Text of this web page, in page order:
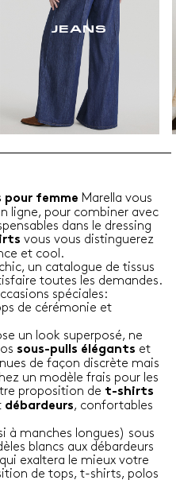
JEANS
pour femme Marella vous
ligne, pour combiner avec
dans le dressing
vous vous distinguerez
et cool.
un catalogue de tissus
toutes les demandes.
spéciales:
de cérémonie et
un look superposé, ne
sous-pulls élégants et
de façon discrète mais
un modèle frais pour les
proposition de t-shirts
débardeurs, confortables
à manches longues) sous
blancs aux débardeurs
exaltera le mieux votre
de tops, t-shirts, polos